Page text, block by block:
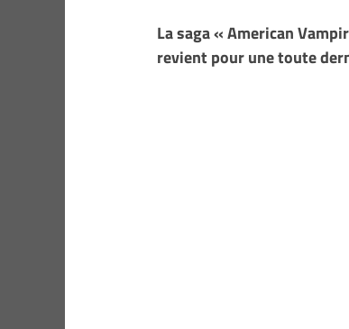
La saga « American
revient pour une toute